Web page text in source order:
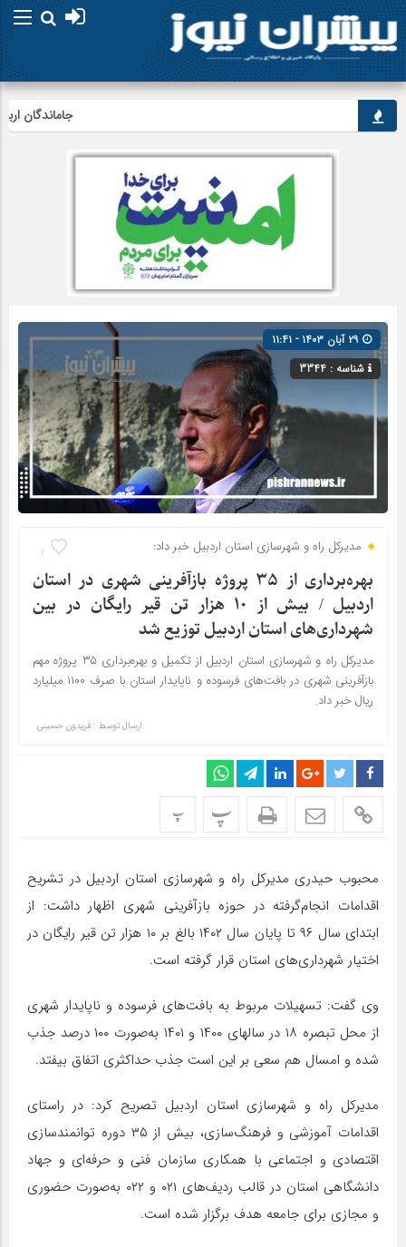
جاماندگان
شناسه : 3344
2 مدیرکل راه و شهرسازی استان اردبیل خبر داد:
بهره‌برداری از ۳۵ پروژه بازآفرینی شهری در استان
اردبیل / بیش از ۱۰ هزار تن قیر رایگان در بین
شهرداری‌های استان اردبیل توزیع شد
مدیرکل راه و شهرسازی استان اردبیل از تکمیل و بهره‌برداری ۳۵ پروژه مهم
بازآفرینی شهری در بافت‌های فرسوده و ناپایدار استان با صرف ۱۱۰۰ میلیارد
ریال خبر داد.
ارسال توسط : فریدون حسینی
پ پ
محبوب حیدری مدیرکل راه و شهرسازی استان اردبیل در تشریح
اقدامات انجام‌گرفته در حوزه بازآفرینی شهری اظهار داشت: از
ابتدای سال ۹۶ تا پایان سال ۱۴۰۲ بالغ بر ۱۰ هزار تن قیر رایگان در
اختیار شهرداری‌های استان قرار گرفته است.
وی گفت: تسهیلات مربوط به بافت‌های فرسوده و ناپایدار شهری
از محل تبصره ۱۸ در سالهای ۱۴۰۰ و ۱۴۰۱ به‌صورت ۱۰۰ درصد جذب
شده و امسال هم سعی بر این است جذب حداکثری اتفاق بیفتد.
مدیرکل راه و شهرسازی استان اردبیل تصریح کرد: در راستای
اقدامات آموزشی و فرهنگ‌سازی، بیش از ۳۵ دوره توانمندسازی
اقتصادی و اجتماعی با همکاری سازمان فنی و حرفه‌ای و جهاد
دانشگاهی استان در قالب ردیف‌های ۰۲۱ و ۰۲۲ به‌صورت حضوری
و مجازی برای جامعه هدف برگزار شده است.